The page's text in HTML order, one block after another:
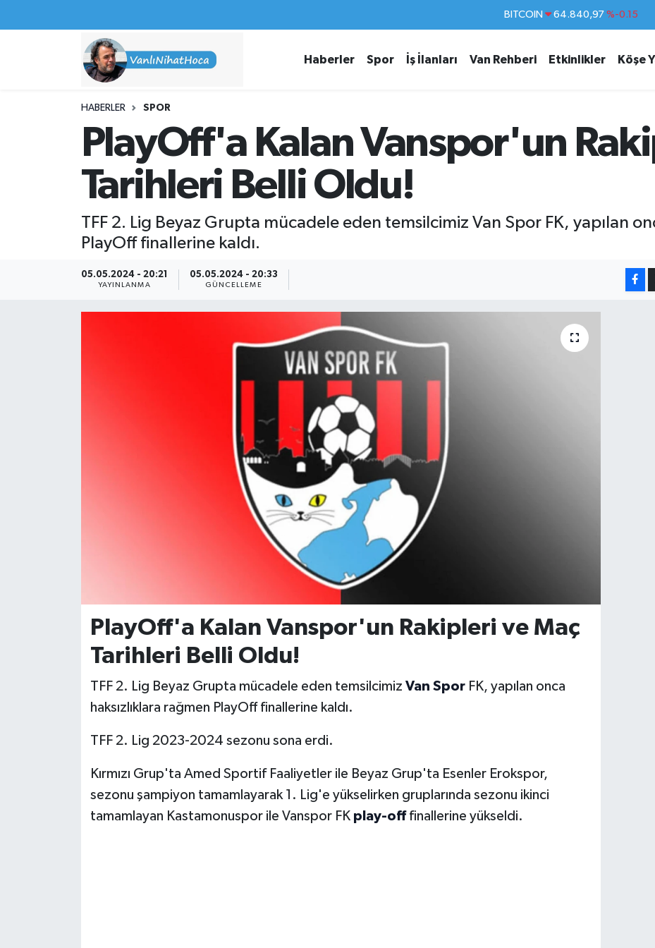
DOLAR 47,7436 %0.18
STERLİN 64,4811 %0.38
BITCOIN 64.840,97 %-0.15
Haberler Spor İş İlanları Van Rehberi Etkinlikler Köşe
HABERLER SPOR
PlayOff'a Kalan Vanspor'un
Tarihleri Belli Oldu!
TFF 2. Lig Beyaz Grupta mücadele eden temsilcimiz Van Spor FK, yapılan
PlayOff finallerine kaldı.
05.05.2024 - 20:21
YAYINLANMA
05.05.2024 - 20:33
GÜNCELLEME
PlayOff'a Kalan Vanspor'un Rakipleri ve Maç
Tarihleri Belli Oldu!
TFF 2. Lig Beyaz Grupta mücadele eden temsilcimiz Van SporFK, yapılan onca
haksızlıklara rağmen PlayOff finallerine kaldı.
TFF 2. Lig 2023-2024 sezonu sona erdi.
Kırmızı Grup'ta Amed Sportif Faaliyetler ile Beyaz Grup'ta Esenler Erokspor,
sezonu şampiyon tamamlayarak 1. Lig'e yükselirken gruplarında sezonu ikinci
tamamlayan Kastamonuspor ile Vanspor FKplay-offfinallerine yükseldi.
Haberler
İş İlanları
Etkinlikler
Hakkımda
İpekyolu Nöbetçi Eczaneler
İpekyolu Trafik Yoğunluk Haritası
Süper Lig Puan Durumu ve Fikstür
Tüm Manşetler
Son Dakika Haberleri
Haber Arşivi